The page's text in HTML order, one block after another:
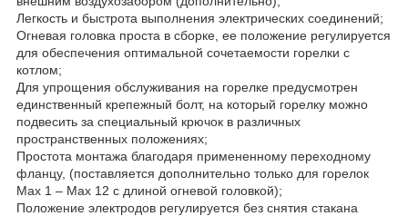
Легкость и быстрота выполнения электрических соединений;
Огневая головка проста в сборке, ее положение регулируется
для обеспечения оптимальной сочетаемости горелки с
котлом;
Для упрощения обслуживания на горелке предусмотрен
единственный крепежный болт, на который горелку можно
подвесить за специальный крючок в различных
пространственных положениях;
Простота монтажа благодаря примененному переходному
фланцу, (поставляется дополнительно только для горелок
Max 1 – Max 12 с длиной огневой головкой);
Положение электродов регулируется без снятия стакана